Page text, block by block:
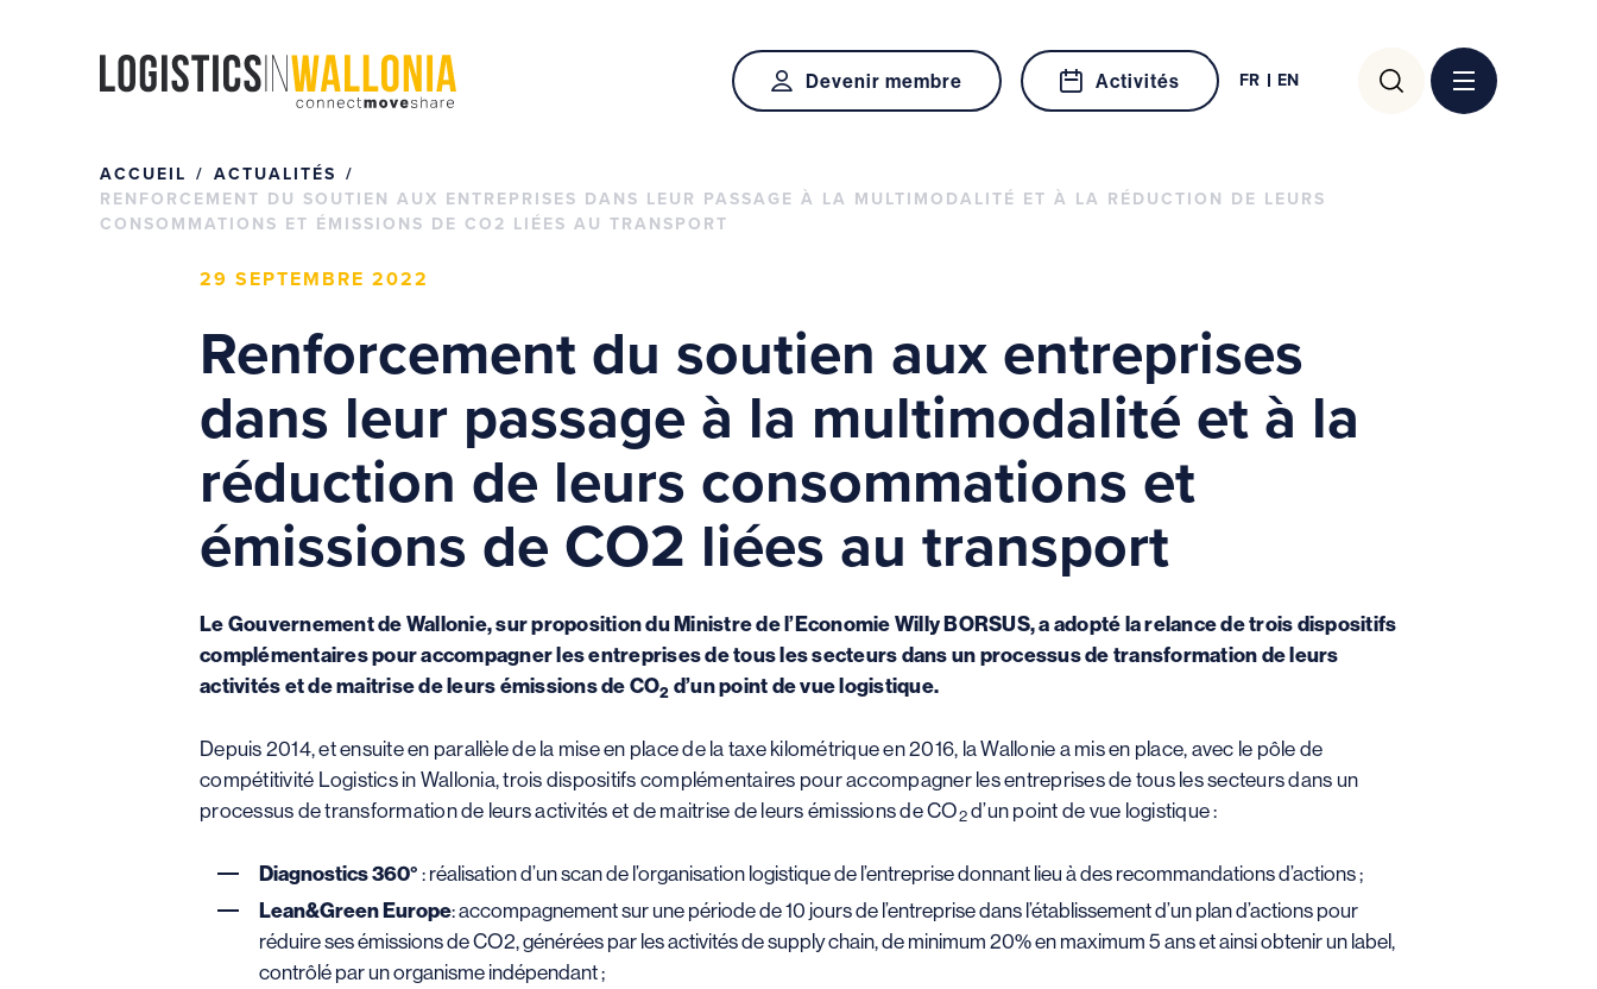
Devenir membre Activités FR EN
Rechercher :
ACCUEIL
ACTUALITÉS
RENFORCEMENT DU SOUTIEN AUX ENTREPRISES DANS LEUR PASSAGE À LA MULTIMODALITÉ ET À LA RÉDUCTION DE LEURS
CONSOMMATIONS ET ÉMISSIONS DE CO2 LIÉES AU TRANSPORT
29 SEPTEMBRE 2022
Renforcement du soutien aux entreprises
dans leur passage à la multimodalité et à la
réduction de leurs consommations et
émissions de CO2 liées au transport
Le Gouvernement de Wallonie, sur proposition du Ministre de l’Economie Willy BORSUS, a adopté la relance de trois dispositifs
complémentaires pour accompagner les entreprises de tous les secteurs dans un processus de transformation de leurs
activités et de maitrise de leurs émissions de CO2 d’un point de vue logistique.
Depuis 2014, et ensuite en parallèle de la mise en place de la taxe kilométrique en 2016, la Wallonie a mis en place, avec le pôle de
compétitivité Logistics in Wallonia, trois dispositifs complémentaires pour accompagner les entreprises de tous les secteurs dans un
processus de transformation de leurs activités et de maitrise de leurs émissions de CO2d’un point de vue logistique :
Diagnostics 360°: réalisation d’un scan de l’organisation logistique de l’entreprise donnant lieu à des recommandations d’actions ;
Lean&Green Europe: accompagnement sur une période de 10 jours de l’entreprise dans l’établissement d’un plan d’actions pour
réduire ses émissions de CO2, générées par les activités de supply chain, de minimum 20% en maximum 5 ans et ainsi obtenir un label,
contrôlé par un organisme indépendant ;